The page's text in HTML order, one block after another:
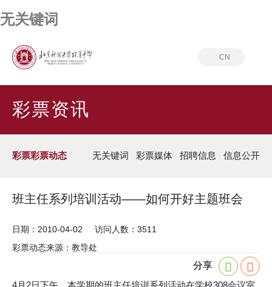
无关键词
CN
彩票资讯
彩票彩票动态 无关键词 彩票媒体 招聘信息 信息公开
班主任系列培训活动――如何开好主题班会
日期：2010-04-02
访问人数：3511
彩票动态来源：教导处
分享